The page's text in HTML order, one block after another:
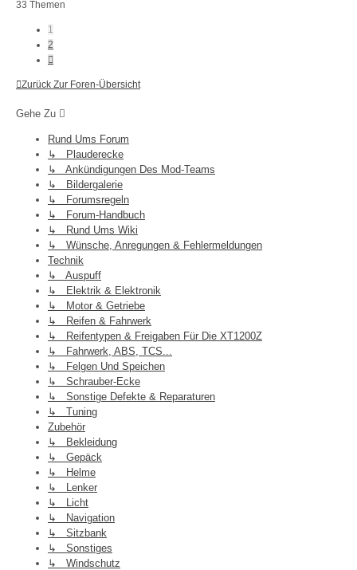
33 Themen
1
2
Zurück Zur Foren-Übersicht
Gehe Zu
Rund Ums Forum
↳ Plauderecke
↳ Ankündigungen Des Mod-Teams
↳ Bildergalerie
↳ Forumsregeln
↳ Forum-Handbuch
↳ Rund Ums Wiki
↳ Wünsche, Anregungen & Fehlermeldungen
Technik
↳ Auspuff
↳ Elektrik & Elektronik
↳ Motor & Getriebe
↳ Reifen & Fahrwerk
↳ Reifentypen & Freigaben Für Die XT1200Z
↳ Fahrwerk, ABS, TCS...
↳ Felgen Und Speichen
↳ Schrauber-Ecke
↳ Sonstige Defekte & Reparaturen
↳ Tuning
Zubehör
↳ Bekleidung
↳ Gepäck
↳ Helme
↳ Lenker
↳ Licht
↳ Navigation
↳ Sitzbank
↳ Sonstiges
↳ Windschutz